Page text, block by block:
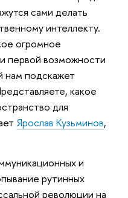
сами делать
интеллекту.
огромное
первой возможности
нам подскажет
какое
для
Ярослав Кузьминов,
и
рутинных
революции на